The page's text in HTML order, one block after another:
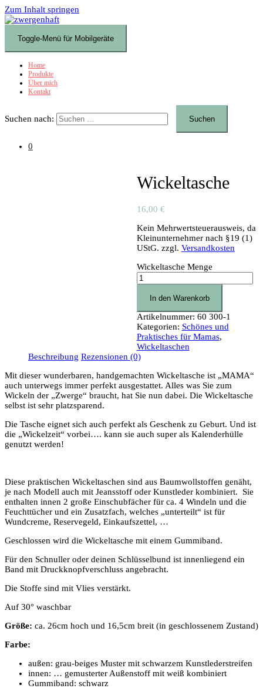
Zum Inhalt springen
Toggle-Menü für Mobilgeräte
Home
Produkte
Über mich
Kontakt
Suchen nach:
0
Wickeltasche
16,00 €
Kein Mehrwertsteuerausweis, da
Kleinunternehmer nach §19 (1)
UStG. zzgl. Versandkosten
Wickeltasche Menge
In den Warenkorb
Artikelnummer: 60 300-1
Kategorien: Schönes und
Praktisches für Mamas,
Wickeltaschen
Beschreibung Rezensionen (0)
Mit dieser wunderbaren, handgemachten Wickeltasche ist „MAMA“
auch unterwegs immer perfekt ausgestattet. Alles was Sie zum
Wickeln der „Zwerge“ braucht, hat Sie nun dabei. Die Wickeltasche
selbst ist sehr platzsparend.
Die Tasche eignet sich auch perfekt als Geschenk zu Geburt. Und ist
die „Wickelzeit“ vorbei…. kann sie auch super als Kalenderhülle
genutzt werden!
Diese praktischen Wickeltaschen sind aus Baumwollstoffen genäht,
je nach Modell auch mit Jeansstoff oder Kunstleder kombiniert. Sie
enthalten innen 2 große Einschubfächer für ca. 4 Windeln und die
Feuchttücher und ein Zusatzfach, welches „unterteilt“ ist für
Wundcreme, Reservegeld, Einkaufszettel, …
Geschlossen wird die Wickeltasche mit einem Gummiband.
Für den Schnuller oder deinen Schlüsselbund ist innenliegend ein
Band mit Druckknopfverschluss angebracht.
Die Stoffe sind mit Vlies verstärkt.
Auf 30° waschbar
Größe: ca. 26cm hoch und 16,5cm breit (in geschlossenem Zustand)
Farbe:
außen: grau-beiges Muster mit schwarzem Kunstlederstreifen
innen: … gemusterter Außenstoff mit weiß kombiniert
Gummiband: schwarz